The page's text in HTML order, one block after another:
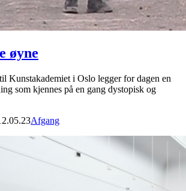
øyne
Kunstakademiet i Oslo legger for dagen en
som kjennes på en gang dystopisk og
Afgang